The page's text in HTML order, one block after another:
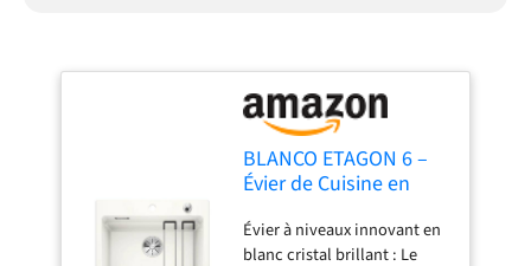
BLANCO ETAGON 6 –
Évier de Cuisine en
Meubles Bas de 60 cm
de Large – Céramique
Évier à niveaux innovant en
blanc cristal brillant : Le